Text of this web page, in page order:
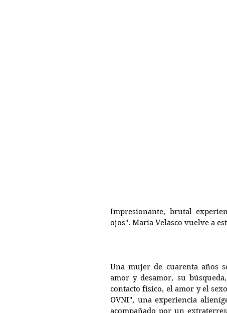
Impresionante, brutal
ojos". María Velasco vuelve a
Una mujer de cuarenta años
amor y desamor, su
contacto físico, el amor y el
OVNI", una experiencia
acompañado por un